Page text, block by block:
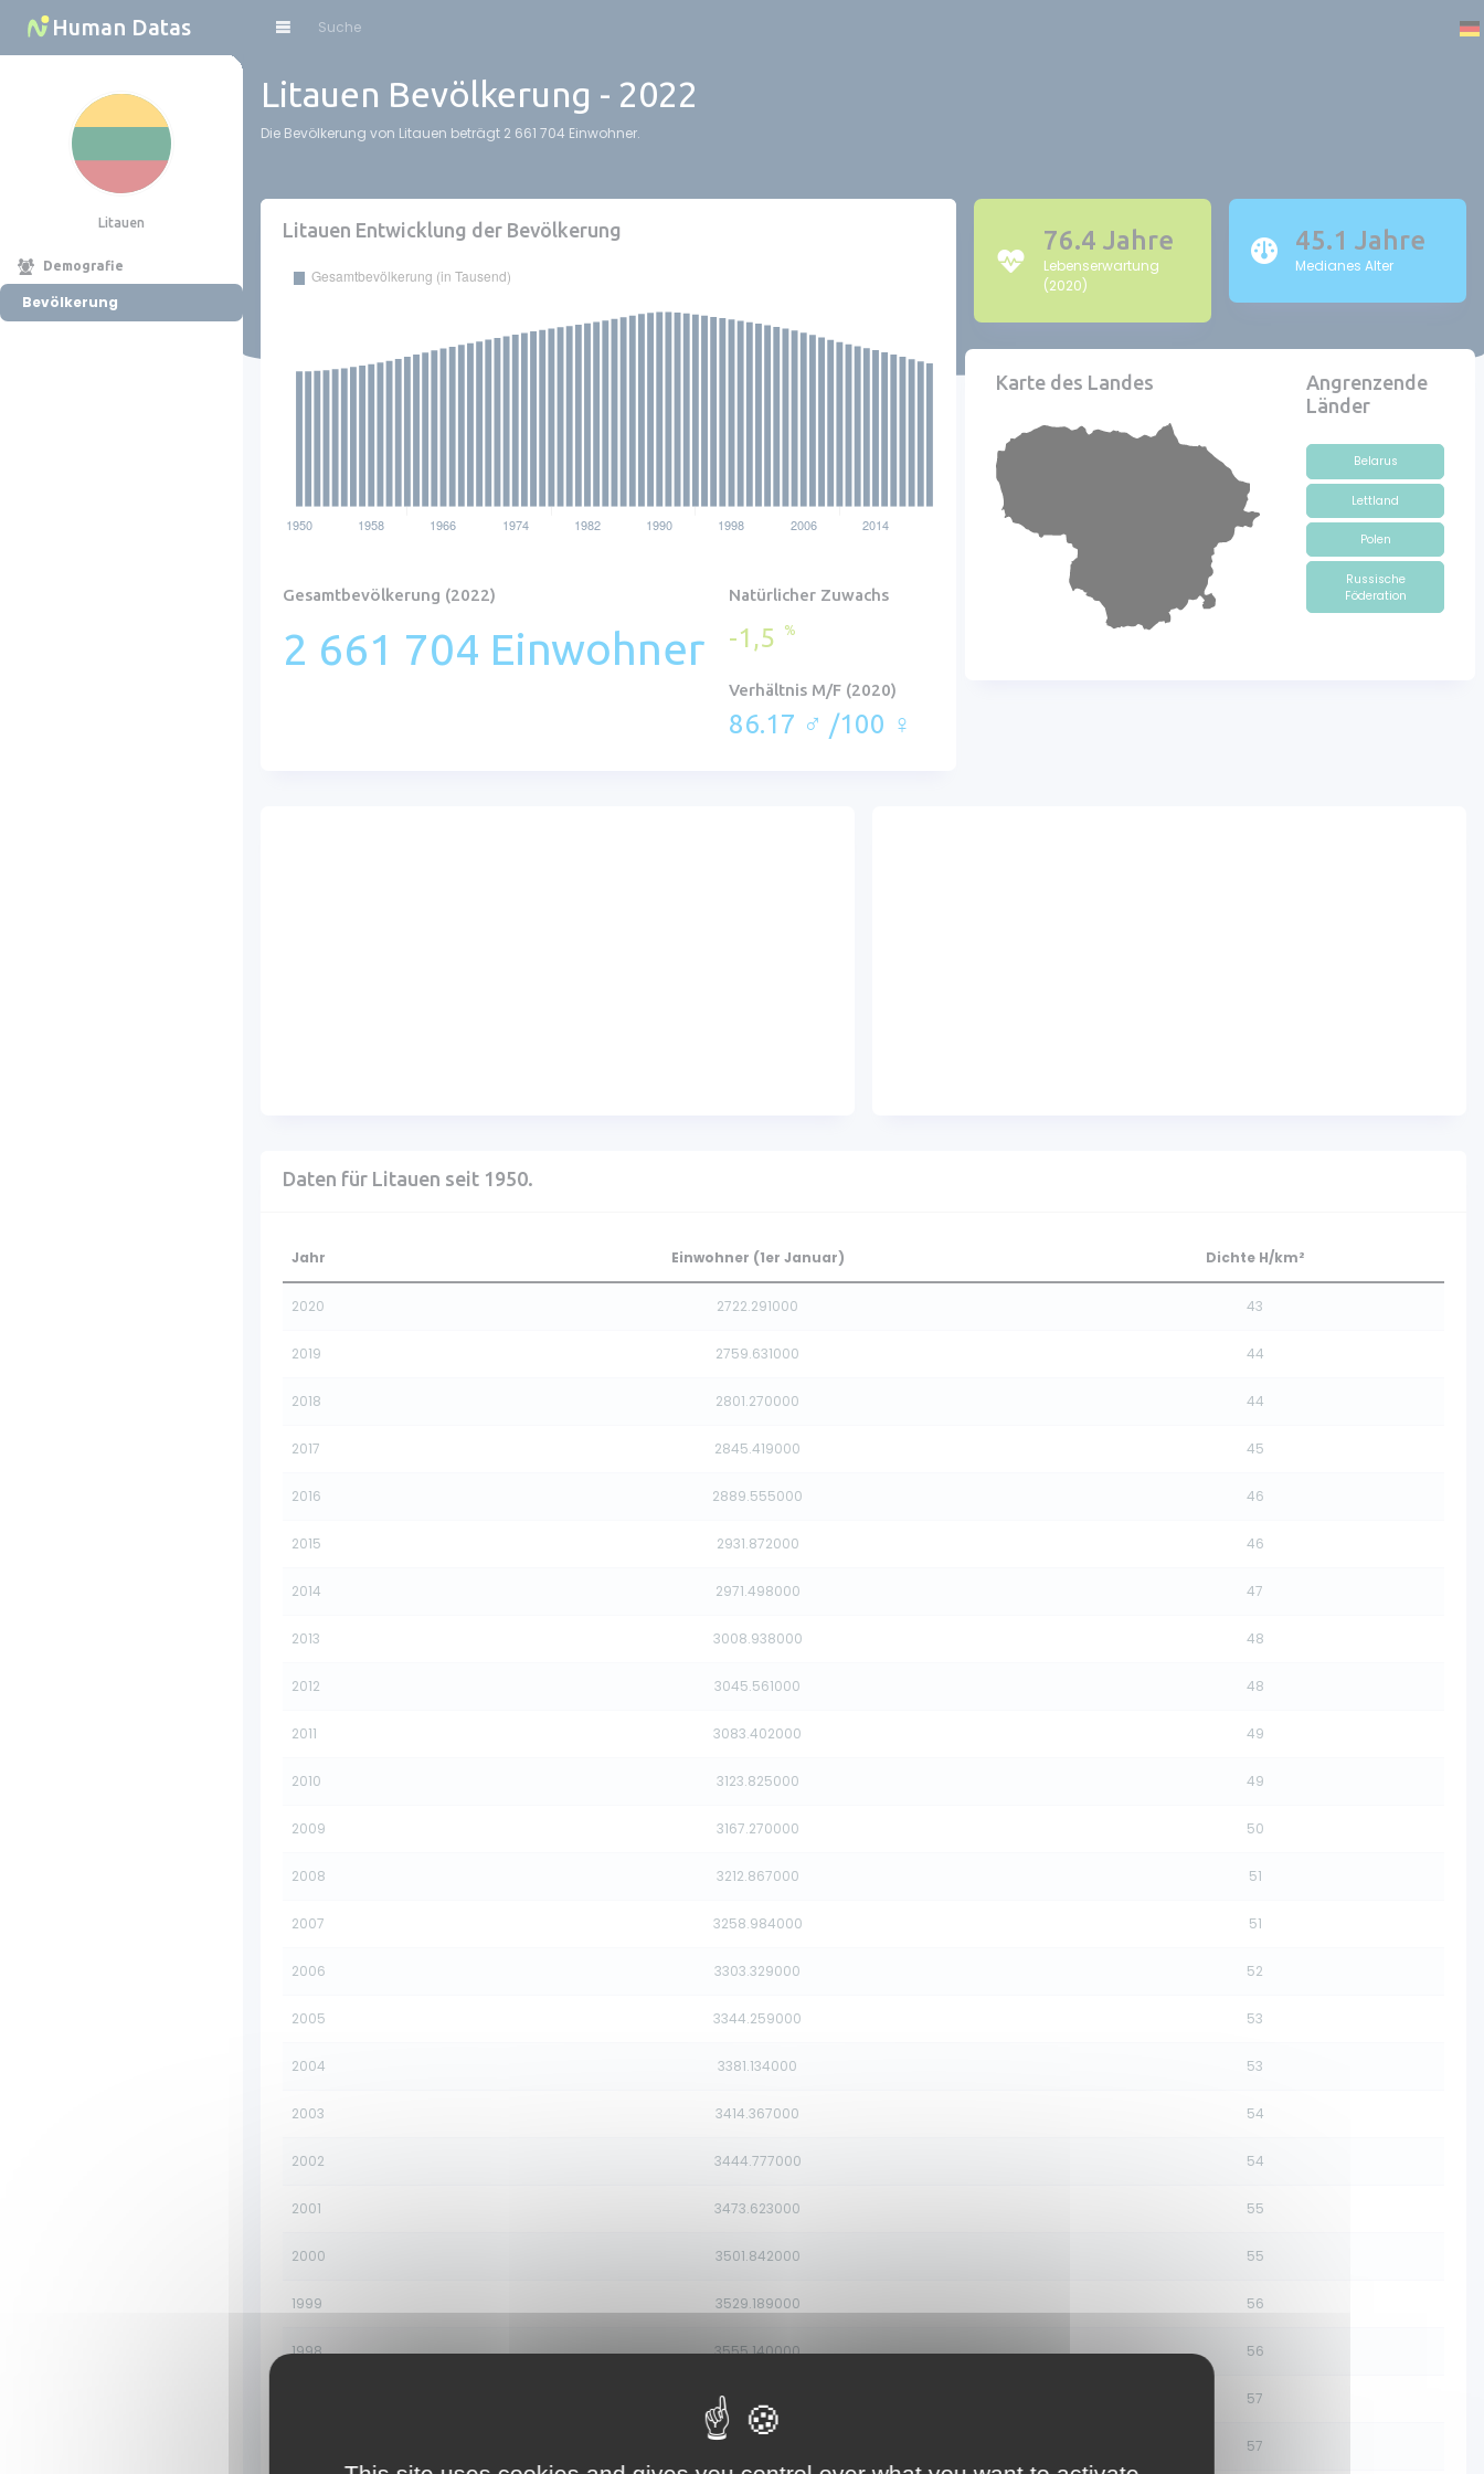
Litauen Bevölkerung - 2022
Die Bevölkerung von Litauen beträgt 2 661 704 Einwohner.
Litauen Entwicklung der Bevölkerung
Gesamtbevölkerung (2022)
2 661 704 Einwohner
Natürlicher Zuwachs
-1,5 %
Verhältnis M/F (2020)
86.17 ♂ /100 ♀
76.4 Jahre
Lebenserwartung
(2020)
45.1 Jahre
Medianes Alter
Karte des Landes
Angrenzende
Länder
Belarus
Lettland
Polen
Russische
Föderation
Daten für Litauen seit 1950.
Jahr Einwohner (1er Januar) Dichte H/km²
2020 2722.291000 43
2019 2759.631000 44
2018 2801.270000 44
2017 2845.419000 45
2016 2889.555000 46
2015 2931.872000 46
2014 2971.498000 47
2013 3008.938000 48
2012 3045.561000 48
2011 3083.402000 49
2010 3123.825000 49
2009 3167.270000 50
2008 3212.867000 51
2007 3258.984000 51
2006 3303.329000 52
2005 3344.259000 53
2004 3381.134000 53
2003 3414.367000 54
2002 3444.777000 54
2001 3473.623000 55
2000 3501.842000 55
1999 3529.189000 56
1998 3555.140000 56
3579.911000 57
3603.756000 57
Human Datas
Litauen
Demografie
Bevölkerung